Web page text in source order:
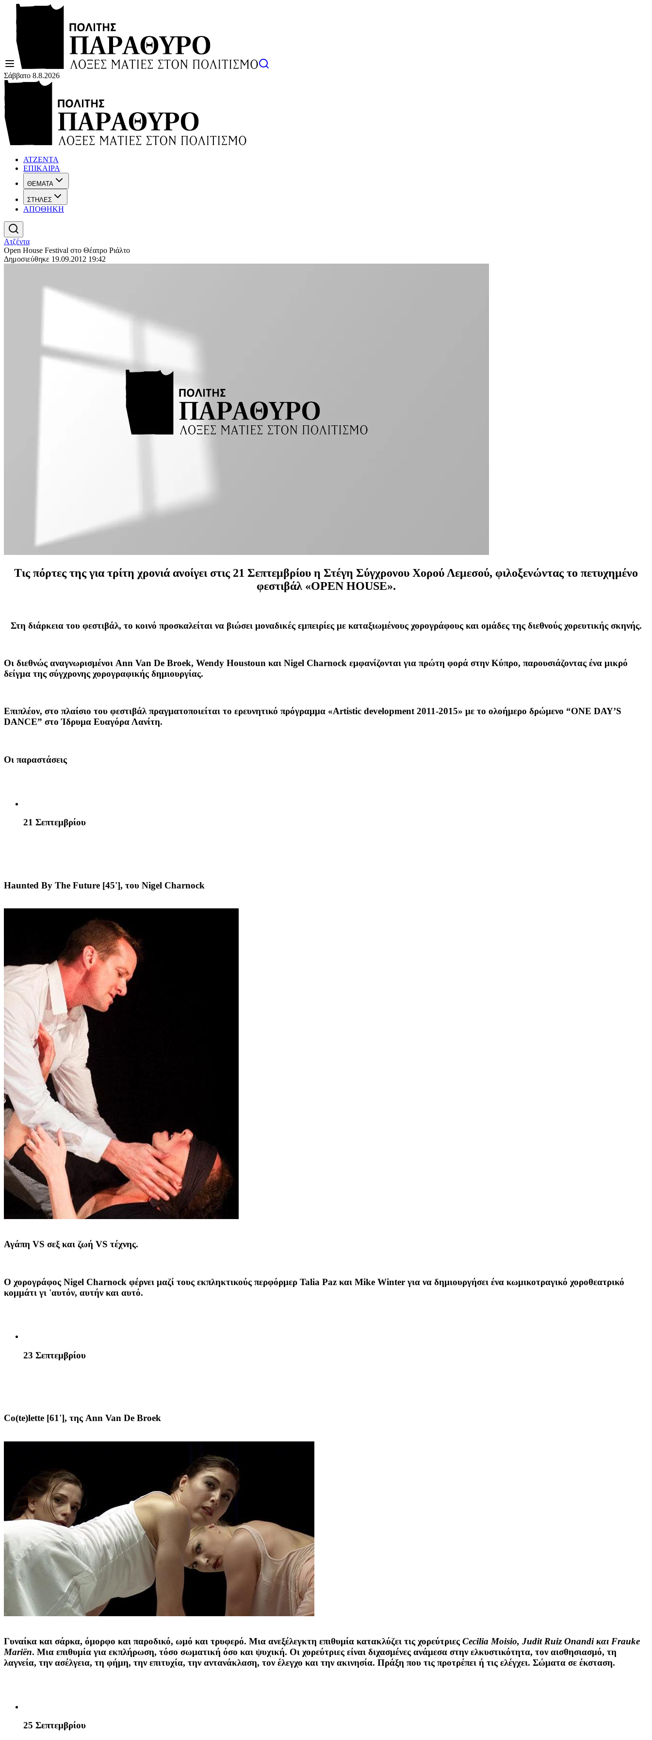
Σάββατο 8.8.2026
ΑΤΖΕΝΤΑ
ΕΠΙΚΑΙΡΑ
ΘΕΜΑΤΑ
ΣΤΗΛΕΣ
ΑΠΟΘΗΚΗ
Ατζέντα
Open House Festival στο Θέατρο Ριάλτο
Δημοσιεύθηκε 19.09.2012 19:42
Τις πόρτες της για τρίτη χρονιά ανοίγει στις 21 Σεπτεμβρίου η Στέγη Σύγχρονου Χορού Λεμεσού, φιλοξενώντας το πετυχημένο
φεστιβάλ «OPEN HOUSE».
Στη διάρκεια του φεστιβάλ, το κοινό προσκαλείται να βιώσει μοναδικές εμπειρίες με καταξιωμένους χορογράφους και ομάδες της διεθνούς χορευτικής σκηνής.
Οι διεθνώς αναγνωρισμένοι Ann Van De Broek, Wendy Houstoun και Nigel Charnock εμφανίζονται για πρώτη φορά στην Κύπρο, παρουσιάζοντας ένα μικρό
δείγμα της σύγχρονης χορογραφικής δημιουργίας.
Επιπλέον, στο πλαίσιο του φεστιβάλ πραγματοποιείται το ερευνητικό πρόγραμμα «Αrtistic development 2011-2015» με το ολοήμερο δρώμενο “ONE DAY’S
DANCE” στο Ίδρυμα Ευαγόρα Λανίτη.
Οι παραστάσεις
21 Σεπτεμβρίου
Haunted By The Future [45'], του Nigel Charnock
Αγάπη VS σεξ και ζωή VS τέχνης.
Ο χορογράφος Nigel Charnock φέρνει μαζί τους εκπληκτικούς περφόρμερ Talia Paz και Mike Winter για να δημιουργήσει ένα κωμικοτραγικό χοροθεατρικό
κομμάτι γι 'αυτόν, αυτήν και αυτό.
23 Σεπτεμβρίου
Co(te)lette [61'], της Ann Van De Broek
Γυναίκα και σάρκα, όμορφο και παροδικό, ωμό και τρυφερό. Μια ανεξέλεγκτη επιθυμία κατακλύζει τις χορεύτριες Cecilia Moisio, Judit Ruiz Onandi και Frauke
Mariën. Μια επιθυμία για εκπλήρωση, τόσο σωματική όσο και ψυχική. Οι χορεύτριες είναι διχασμένες ανάμεσα στην ελκυστικότητα, τον αισθησιασμό, τη
λαγνεία, την ασέλγεια, τη φήμη, την επιτυχία, την αντανάκλαση, τον έλεγχο και την ακινησία. Πράξη που τις προτρέπει ή τις ελέγχει. Σώματα σε έκσταση.
25 Σεπτεμβρίου